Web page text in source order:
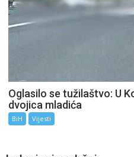
Oglasilo se tužilaštvo: U
dvojica mladića
BiH Vijesti